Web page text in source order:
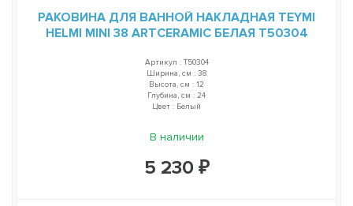
РАКОВИНА ДЛЯ ВАННОЙ НАКЛАДНАЯ TEYMI
HELMI MINI 38 ARTCERAMIC БЕЛАЯ T50304
Артикул : T50304
Ширина, см : 38
Высота, см : 12
Глубина, см : 24
Цвет : Белый
В наличии
5 230 ₽